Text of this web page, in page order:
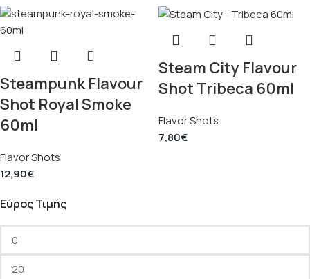
Εύρος Τιμής
Steampunk Flavour
Shot Royal Smoke
60ml
Flavor Shots
12,90€
Steam City Flavour
Shot Tribeca 60ml
Flavor Shots
7,80€